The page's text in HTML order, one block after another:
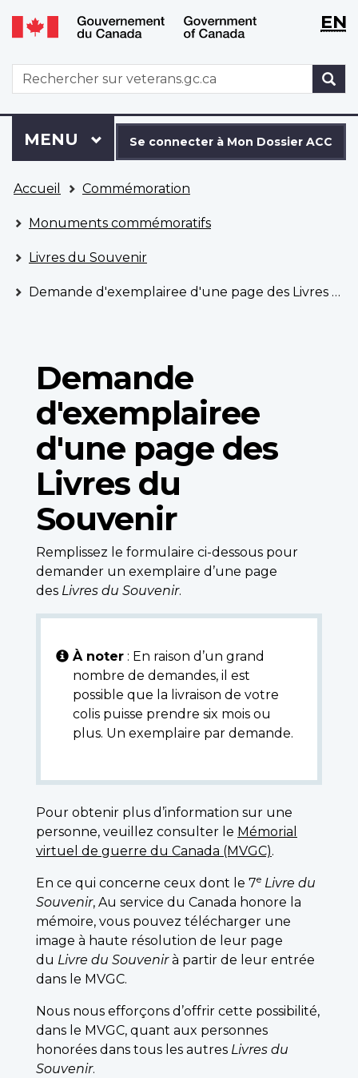
Aller
au
principal
Passer
à
version
HTML
simplifiée
WxT
WxTEN
WxT
Search
form
connecter
à
Dossier
ACC
Se connecter à Mon Dossier ACC
Menu
MENU PRINCIPAL
êtes
ici
Accueil Commémoration
Monuments commémoratifs
Livres du Souvenir
Demande d'exemplairee d'une page des Livres du Souvenir
Demande
d'exemplairee
d'une page des
Livres du
Souvenir
Remplissez le formulaire ci-dessous pour
demander un exemplaire d’une page
des Livres du Souvenir.
À noter : En raison d’un grand
nombre de demandes, il est
possible que la livraison de votre
colis puisse prendre six mois ou
plus. Un exemplaire par demande.
Pour obtenir plus d’information sur une
personne, veuillez consulter le Mémorial
virtuel de guerre du Canada (MVGC).
En ce qui concerne ceux dont le 7e Livre du
Souvenir, Au service du Canada honore la
mémoire, vous pouvez télécharger une
image à haute résolution de leur page
du Livre du Souvenirà partir de leur entrée
dans le MVGC.
Nous nous efforçons d’offrir cette possibilité,
dans le MVGC, quant aux personnes
honorées dans tous les autres Livres du
Souvenir.